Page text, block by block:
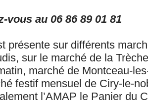
vous au 06 86 89 01 81
présente sur différents
sur le marché de la
marché de Montceau-
festif mensuel de Ciry-le-
l’AMAP le Panier du